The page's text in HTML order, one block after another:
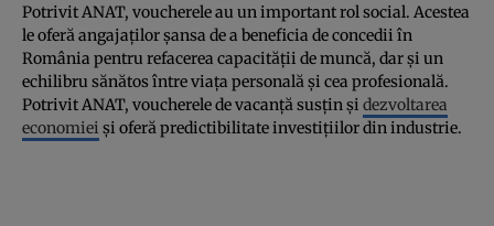
Potrivit ANAT, voucherele au un important rol social. Acestea
le oferă angajaților șansa de a beneficia de concedii în
România pentru refacerea capacității de muncă, dar și un
echilibru sănătos între viața personală și cea profesională.
Potrivit ANAT, voucherele de vacanță susțin și dezvoltarea
economiei și oferă predictibilitate investițiilor din industrie.